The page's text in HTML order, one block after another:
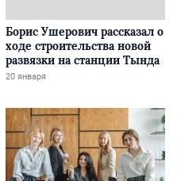
Борис Ушерович рассказал о
ходе строительства новой
развязки на станции Тында
20 января